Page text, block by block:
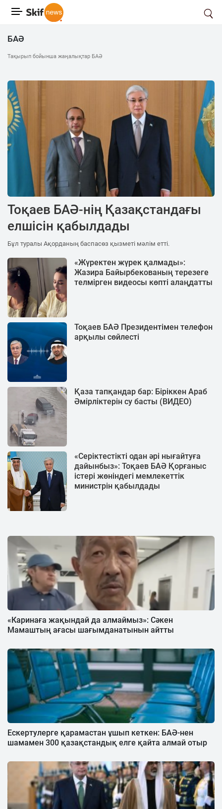
БАӘ
Тақырып бойынша жаңалықтар БАӘ
Тоқаев БАӘ-нің Қазақстандағы
елшісін қабылдады
Бұл туралы Ақорданың баспасөз қызметі мәлім етті.
«Жүректен жүрек қалмады»:
Жазира Байырбекованың терезеге
телмірген видеосы көпті алаңдатты
Тоқаев БАӘ Президентімен телефон
арқылы сөйлесті
Қаза тапқандар бар: Біріккен Араб
Әмірліктерін су басты (ВИДЕО)
«Серіктестікті одан әрі нығайтуға
дайынбыз»: Тоқаев БАӘ Қорғаныс
істері жөніндегі мемлекеттік
министрін қабылдады
«Каринаға жақындай да алмаймыз»: Сәкен
Мамаштың ағасы шағымданатынын айтты
Ескертулерге қарамастан ұшып кеткен: БAӘ-нен
шамамен 300 қазақстандық елге қайта алмай отыр